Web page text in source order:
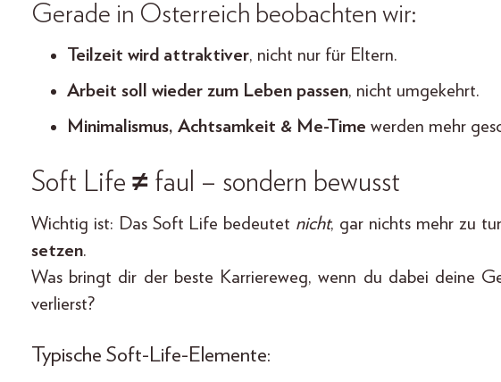
Gerade in Österreich beobachten wir:
Teilzeit wird attraktiver, nicht nur für Eltern.
Arbeit soll wieder zum Leben passen, nicht umgekehrt.
Minimalismus, Achtsamkeit & Me-Time werden mehr
Soft Life ≠ faul – sondern bewusst
Wichtig ist: Das Soft Life bedeutet nicht, gar nichts mehr zu
setzen.
Was bringt dir der beste Karriereweg, wenn du dabei deine
verlierst?
Typische Soft-Life-Elemente: